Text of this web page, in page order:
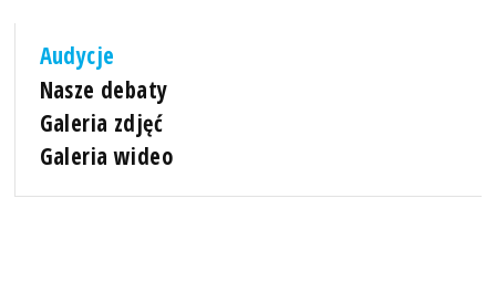
Audycje
Nasze debaty
Galeria zdjęć
Galeria wideo